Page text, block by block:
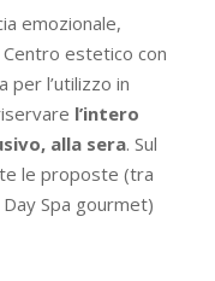
emozionale,
estetico con
per l’utilizzo in
l’intero
alla sera. Sul
le proposte (tra
Day Spa gourmet)